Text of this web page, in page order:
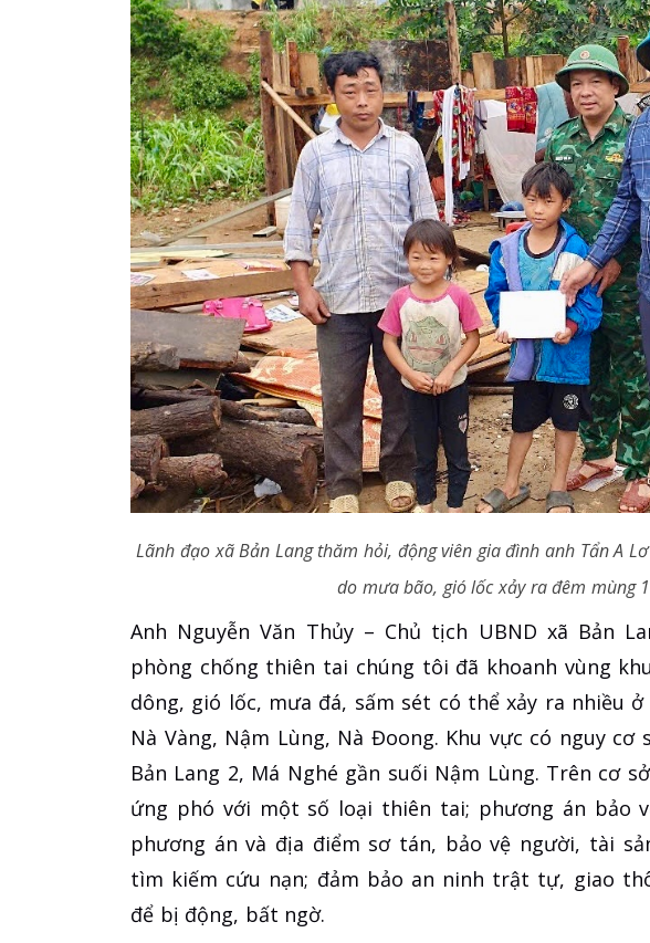
Lãnh đạo xã Bản Lang thăm hỏi, động viên gia đình anh Tẩn A
do mưa bão, gió lốc xảy ra đêm mùng
Anh Nguyễn Văn Thủy – Chủ tịch UBND xã Bản
phòng chống thiên tai chúng tôi đã khoanh vùng
dông, gió lốc, mưa đá, sấm sét có thể xảy ra nhiều ở
Nà Vàng, Nậm Lùng, Nà Đoong. Khu vực có nguy
Bản Lang 2, Má Nghé gần suối Nậm Lùng. Trên cơ
ứng phó với một số loại thiên tai; phương án bảo
phương án và địa điểm sơ tán, bảo vệ người, tài
tìm kiếm cứu nạn; đảm bảo an ninh trật tự, giao
để bị động, bất ngờ.